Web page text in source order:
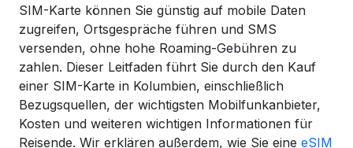
SIM-Karte können Sie günstig auf mobile Daten
zugreifen, Ortsgespräche führen und SMS
versenden, ohne hohe Roaming-Gebühren zu
zahlen. Dieser Leitfaden führt Sie durch den Kauf
einer SIM-Karte in Kolumbien, einschließlich
Bezugsquellen, der wichtigsten Mobilfunkanbieter,
Kosten und weiteren wichtigen Informationen für
Reisende. Wir erklären außerdem, wie Sie eine eSIM